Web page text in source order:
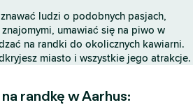
ludzi o podobnych pasjach,
umawiać się na piwo w
na randki do okolicznych kawiarni.
miasto i wszystkie jego atrakcje.
randkę w Aarhus: